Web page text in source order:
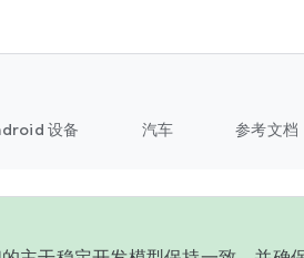
设备 汽车 参考文档